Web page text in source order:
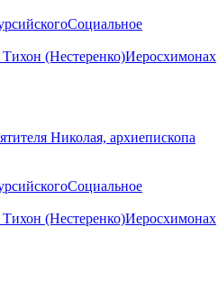
Социальное
(Нестеренко)Иеросхимонах
Николая, архиепископа
Социальное
(Нестеренко)Иеросхимонах